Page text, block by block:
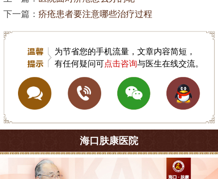
下一篇： 疥疮患者要注意哪些治疗过程
为节省您的手机流量，文章内容简短，
有任何疑问可点击咨询与医生在线交流。
海口肤康医院